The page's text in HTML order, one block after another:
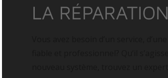
LA RÉPARATION